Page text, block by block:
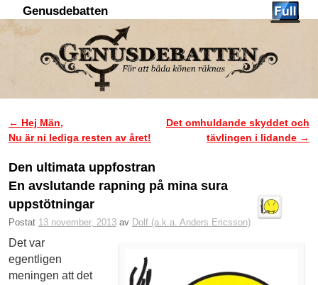
Genusdebatten
Inläggsnavigering
← Hej Män,
Nu är ni lediga resten av året!
Det omhuldande skyddet och
tävlingen i lidande →
Den ultimata uppfostran
En avslutande rapning på mina sura
uppstötningar
Postat 13 november, 2013 av Dolf (a.k.a. Anders Ericsson)
Det var
egentligen
meningen att det